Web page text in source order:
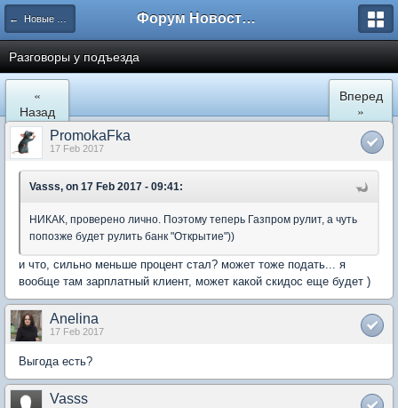
← Новые Водники Форум Новостройки
Разговоры у подъезда
«
Назад
Вперед
»
PromokaFka
17 Feb 2017
Vasss, on 17 Feb 2017 - 09:41:
НИКАК, проверено лично. Поэтому теперь Газпром рулит, а чуть
попозже будет рулить банк "Открытие"))
и что, сильно меньше процент стал? может тоже подать... я
вообще там зарплатный клиент, может какой скидос еще будет )
Anelina
17 Feb 2017
Выгода есть?
Vasss